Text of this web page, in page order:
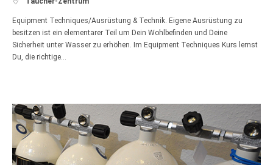
Equipment Techniques/Ausrüstung & Technik. Eigene Ausrüstung zu
besitzen ist ein elementarer Teil um Dein Wohlbefinden und Deine
Sicherheit unter Wasser zu erhöhen. Im Equipment Techniques Kurs lernst
Du, die richtige…